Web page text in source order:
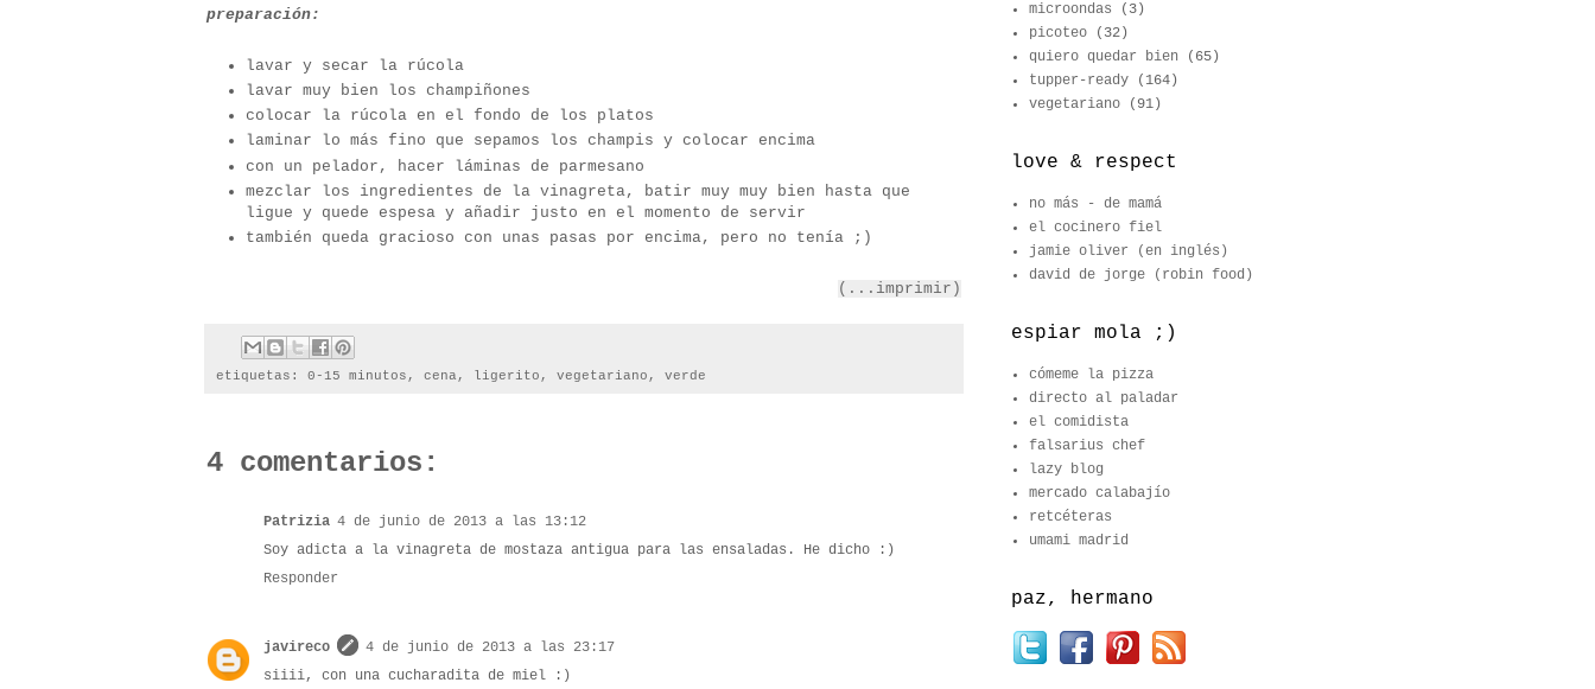
preparación:
lavar y secar la rúcola
lavar muy bien los champiñones
colocar la rúcola en el fondo de los platos
laminar lo más fino que sepamos los champis y colocar encima
con un pelador, hacer láminas de parmesano
mezclar los ingredientes de la vinagreta, batir muy muy bien hasta que
ligue y quede espesa y añadir justo en el momento de servir
también queda gracioso con unas pasas por encima, pero no tenía ;)
(...imprimir)
etiquetas: 0-15 minutos , cena , ligerito , vegetariano , verde
4 comentarios:
Patrizia 4 de junio de 2013 a las 13:12
Soy adicta a la vinagreta de mostaza antigua para las ensaladas. He dicho :)
Responder
javireco
4 de junio de 2013 a las 23:17
siiii, con una cucharadita de miel :)
microondas
(3)
picoteo
(32)
quiero quedar bien
(65)
tupper-ready
(164)
vegetariano
(91)
love & respect
no más - de mamá
el cocinero fiel
jamie oliver (en inglés)
david de jorge (robin food)
espiar mola ;)
cómeme la pizza
directo al paladar
el comidista
falsarius chef
lazy blog
mercado calabajío
retcéteras
umami madrid
paz, hermano